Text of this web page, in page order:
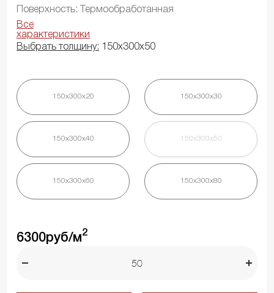
Поверхность: Термообработанная
Все
характеристики
Выбрать толщину: 150х300х50
150х300х20 150х300х30
150х300х40 150х300х50
150х300х60 150х300х80
6300руб/м2